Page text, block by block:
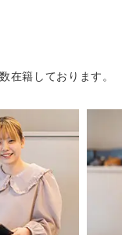
在籍しております。